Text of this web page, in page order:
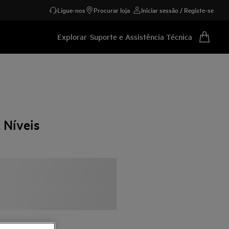
Ligue-nos Procurar loja Iniciar sessão / Registe-se
Explorar Suporte e Assistência Técnica
Níveis